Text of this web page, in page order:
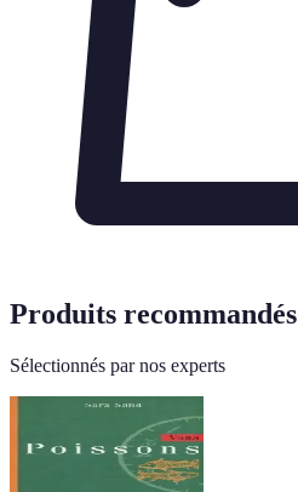
Produits recommandés
Sélectionnés par nos experts